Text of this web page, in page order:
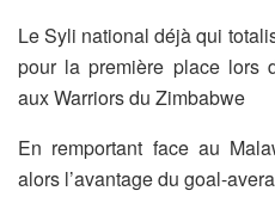
Le Syli national déjà qui
pour la première place lors
aux Warriors du Zimbabwe
En remportant face au
alors l’avantage du goal-